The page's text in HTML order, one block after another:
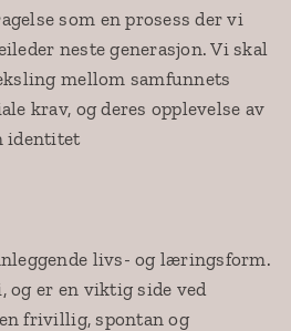
som en prosess der vi
neste generasjon. Vi skal
mellom samfunnets
krav, og deres opplevelse av
identitet
livs- og læringsform.
og er en viktig side ved
frivillig, spontan og